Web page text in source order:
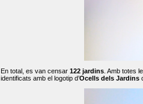
En total, es van censar 122 jardins . Amb totes
identificats amb el logotip d’Ocells dels Jardins